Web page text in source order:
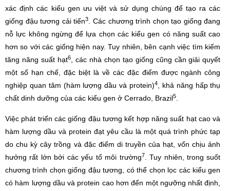
xác định các kiểu gen ưu việt và sử dụng chúng để tạo ra các
giống đậu tương cải tiến3
. Các chương trình chọn tạo giống đang
nỗ lực không ngừng để lựa chọn các kiểu gen có năng suất cao
hơn so với các giống hiện nay. Tuy nhiên, bên cạnh việc tìm kiếm
tăng năng suất hạt6, các nhà chọn tạo giống cũng cần giải quyết
một số hạn chế, đặc biệt là về các đặc điểm được ngành công
nghiệp quan tâm (hàm lượng dầu và protein)4
, khả năng hấp thụ
chất dinh dưỡng của các kiểu gen ở Cerrado, Brazil5
Việc phát triển các giống đậu tương kết hợp năng suất hạt cao và
hàm lượng dầu và protein đạt yêu cầu là một quá trình phức tạp
do chu kỳ cây trồng và đặc điểm di truyền của hạt, vốn chịu ảnh
hưởng rất lớn bởi các yếu tố môi trường7
. Tuy nhiên, trong suốt
chương trình chọn giống đậu tương, có thể chọn lọc các kiểu gen
có hàm lượng dầu và protein cao hơn đến một ngưỡng nhất định,